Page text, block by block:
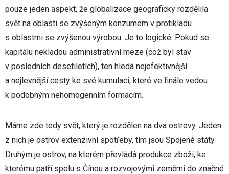
pouze jeden aspekt, že globalizace geograficky rozdělila
svět na oblasti se zvýšeným konzumem v protikladu
s oblastmi se zvýšenou výrobou. Je to logické. Pokud se
kapitálu nekladou administrativní meze (což byl stav
v posledních desetiletích), ten hledá nejefektivnější
a nejlevnější cesty ke své kumulaci, které ve finále vedou
k podobným nehomogenním formacím.
Máme zde tedy svět, který je rozdělen na dva ostrovy. Jeden
z nich je ostrov extenzivní spotřeby, tím jsou Spojené státy.
Druhým je ostrov, na kterém převládá produkce zboží, ke
kterému patří spolu s Čínou a rozvojovými zeměmi do značné